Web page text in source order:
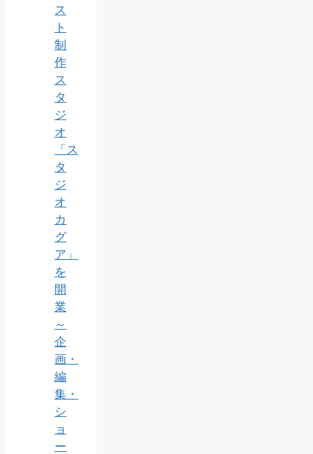
ス
ト
制
作
ス
タ
ジ
オ
「ス
タ
ジ
オ
カ
グ
ア」
を
開
業
～
企
画・
編
集・
シ
ョ
ー